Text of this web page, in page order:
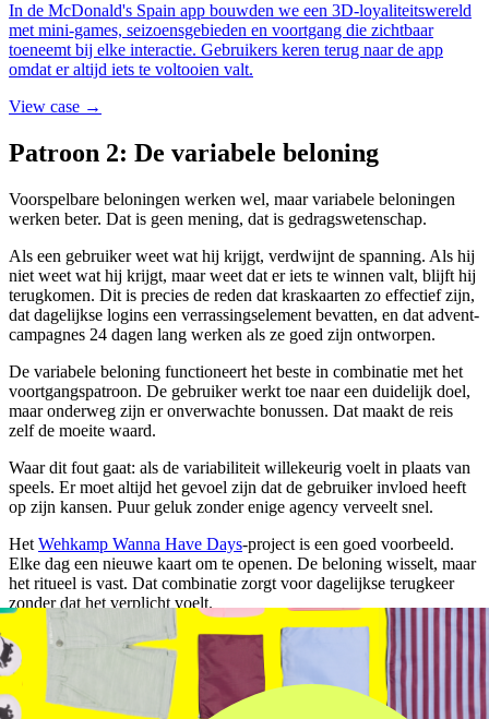
In de McDonald's Spain app bouwden we een 3D-loyaliteitswereld
met mini-games, seizoensgebieden en voortgang die zichtbaar
toeneemt bij elke interactie. Gebruikers keren terug naar de app
omdat er altijd iets te voltooien valt.
View case →
Patroon 2: De variabele beloning
Voorspelbare beloningen werken wel, maar variabele beloningen
werken beter. Dat is geen mening, dat is gedragswetenschap.
Als een gebruiker weet wat hij krijgt, verdwijnt de spanning. Als hij
niet weet wat hij krijgt, maar weet dat er iets te winnen valt, blijft hij
terugkomen. Dit is precies de reden dat kraskaarten zo effectief zijn,
dat dagelijkse logins een verrassingselement bevatten, en dat advent-
campagnes 24 dagen lang werken als ze goed zijn ontworpen.
De variabele beloning functioneert het beste in combinatie met het
voortgangspatroon. De gebruiker werkt toe naar een duidelijk doel,
maar onderweg zijn er onverwachte bonussen. Dat maakt de reis
zelf de moeite waard.
Waar dit fout gaat: als de variabiliteit willekeurig voelt in plaats van
speels. Er moet altijd het gevoel zijn dat de gebruiker invloed heeft
op zijn kansen. Puur geluk zonder enige agency verveelt snel.
Het Wehkamp Wanna Have Days-project is een goed voorbeeld.
Elke dag een nieuwe kaart om te openen. De beloning wisselt, maar
het ritueel is vast. Dat combinatie zorgt voor dagelijkse terugkeer
zonder dat het verplicht voelt.
4x
hogere terugkeerfrequentie bij producten met variabele
beloningsstructuren ten opzichte van vaste beloningen
68%
van de gebruikers voltooit een actie vaker als zichtbare
voortgang aanwezig is